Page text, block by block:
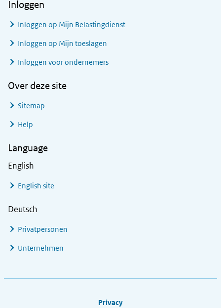
Inloggen
Inloggen op Mijn Belastingdienst
Inloggen op Mijn toeslagen
Inloggen voor ondernemers
Over deze site
Sitemap
Help
Language
English
English site
Deutsch
Privatpersonen
Unternehmen
Privacy